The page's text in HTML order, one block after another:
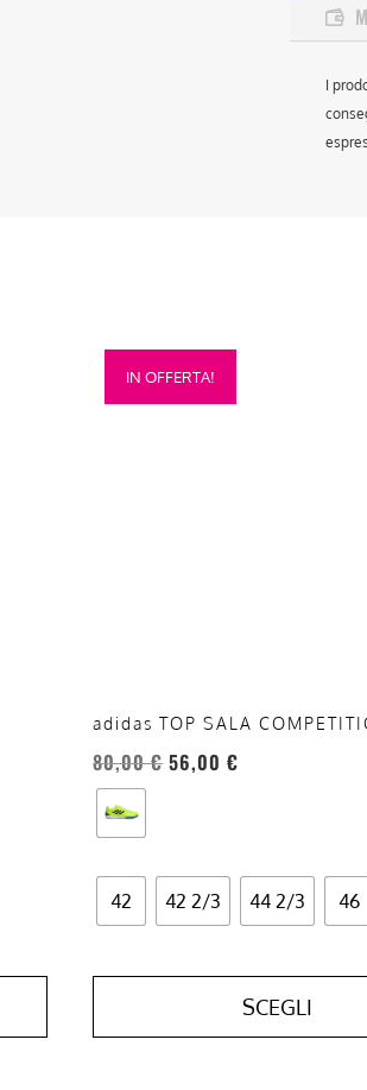
I
IN OFFERTA!
adidas TOP SALA
80,00€ 56,00€
42 42 2/3 44 2/3 46
SCEGLI
Questo
prodotto
del
prodotto